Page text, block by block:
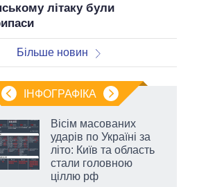
літаку були
Більше новин
ІНФОГРАФІКА
Вісім масованих
ударів по Україні за
літо: Київ та область
стали головною
ціллю рф